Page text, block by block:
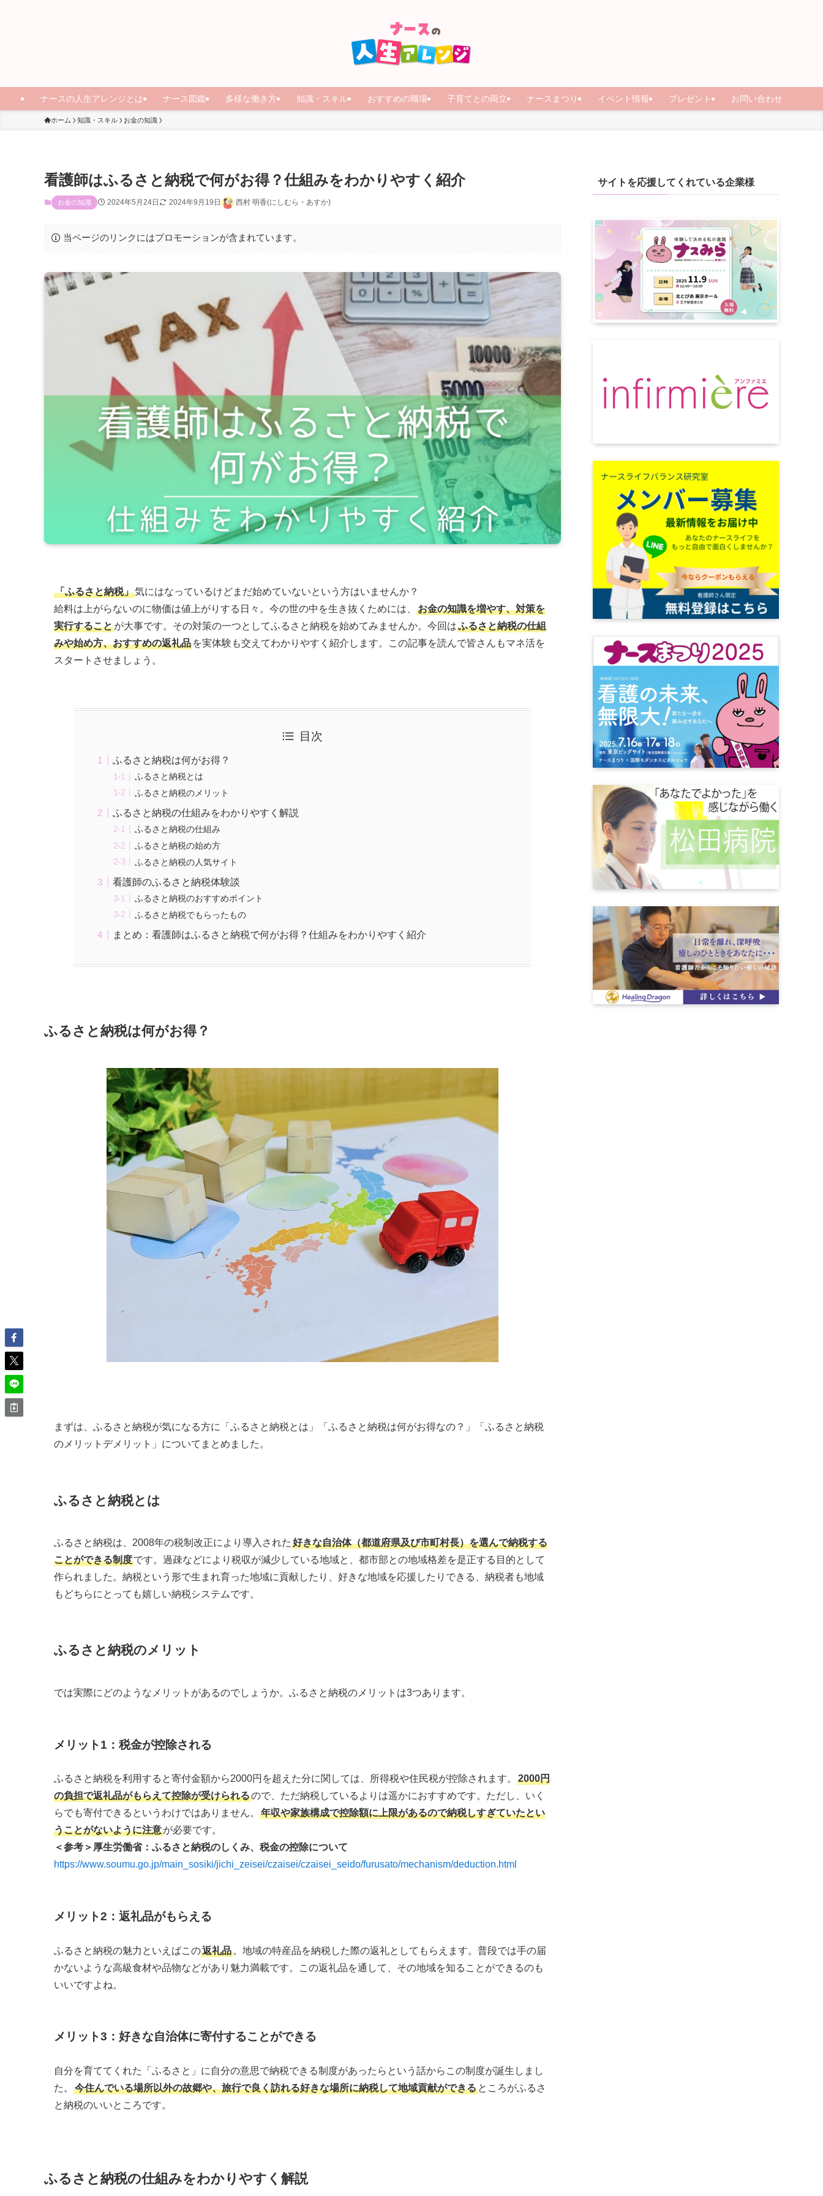
ナースの人生アレンジとは ナース図鑑 多様な働き方 知識・スキル おすすめの職場 子育てとの両立 ナースまつり イベント情報 プレゼント お問い合わせ
ホーム 知識・スキル お金の知識
看護師はふるさと納税で何がお得？仕組みをわかりやすく紹介
お金の知識 2024年5月24日 2024年9月19日 西村 明香(にしむら・あすか)
当ページのリンクにはプロモーションが含まれています。
「ふるさと納税」気にはなっているけどまだ始めていないという方はいませんか？
給料は上がらないのに物価は値上がりする日々。今の世の中を生き抜くためには、
お金の知識を増やす、対策を
実行することが大事です。その対策の一つとしてふるさと納税を始めてみませんか。今回はふるさと納税の仕組
みや始め方、おすすめの返礼品 を実体験も交えてわかりやすく紹介します。この記事を読んで皆さんもマネ活を
スタートさせましょう。
目次
ふるさと納税は何がお得？
ふるさと納税とは
ふるさと納税のメリット
ふるさと納税の仕組みをわかりやすく解説
ふるさと納税の仕組み
ふるさと納税の始め方
ふるさと納税の人気サイト
看護師のふるさと納税体験談
ふるさと納税のおすすめポイント
ふるさと納税でもらったもの
まとめ：看護師はふるさと納税で何がお得？仕組みをわかりやすく紹介
ふるさと納税は何がお得？
まずは、ふるさと納税が気になる方に「ふるさと納税とは」「ふるさと納税は何がお得なの？」「ふるさと納税
のメリットデメリット」についてまとめました。
ふるさと納税とは
ふるさと納税は、2008年の税制改正により導入された 好きな自治体（都道府県及び市町村長）を選んで納税する
ことができる制度です。過疎などにより税収が減少している地域と、都市部との地域格差を是正する目的として
作られました。納税という形で生まれ育った地域に貢献したり、好きな地域を応援したりできる、納税者も地域
もどちらにとっても嬉しい納税システムです。
ふるさと納税のメリット
では実際にどのようなメリットがあるのでしょうか。ふるさと納税のメリットは3つあります。
メリット1：税金が控除される
ふるさと納税を利用すると寄付金額から2000円を超えた分に関しては、所得税や住民税が控除されます。
2000円
の負担で返礼品がもらえて控除が受けられるので、ただ納税しているよりは遥かにおすすめです。ただし、いく
らでも寄付できるというわけではありません。
年収や家族構成で控除額に上限があるので納税しすぎていたとい
うことがないように注意が必要です。
＜参考＞厚生労働省： ふるさと納税のしくみ、 税金の控除について
https://www.soumu.go.jp/main_sosiki/jichi_zeisei/czaisei/czaisei_seido/furusato/mechanism/deduction.html
メリット2：返礼品がもらえる
ふるさと納税の魅力といえばこの返礼品 。地域の特産品を納税した際の返礼としてもらえます。普段では手の届
かないような高級食材や品物などがあり魅力満載です。この返礼品を通して、その地域を知ることができるのも
いいですよね。
メリット3：好きな自治体に寄付することができる
自分を育ててくれた「ふるさと」に自分の意思で納税できる制度があったらという話からこの制度が誕生しまし
た。
今住んでいる場所以外の故郷や、旅行で良く訪れる好きな場所に納税して地域貢献ができる ところがふるさ
と納税のいいところです。
ふるさと納税の仕組みをわかりやすく解説
サイトを応援してくれている企業様